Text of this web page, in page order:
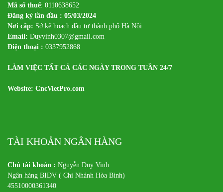
Mã số thuế: 0110638652
Đăng ký lần đầu : 05/03/2024
Nơi cấp: Sở kế hoạch đầu tư thành phố Hà Nội
Email: Duyvinh0307@gmail.com
Điện thoại : 0337952868
LÀM VIỆC TẤT CẢ CÁC NGÀY TRONG TUẦN 24/7
Website: CncVietPro.com
TÀI KHOẢN NGÂN HÀNG
Chủ tài khoản : Nguyễn Duy Vinh
Ngân hàng BIDV ( Chi Nhánh Hòa Bình)
45510000361340